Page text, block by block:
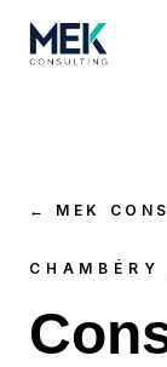
← MEK